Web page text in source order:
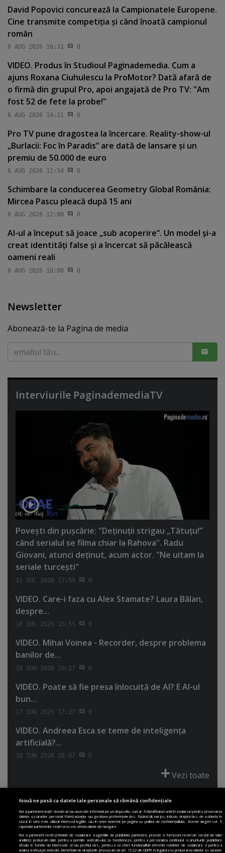
David Popovici concurează la Campionatele Europene.
Cine transmite competiţia şi când înoată campionul
român
6 AUG 2026 16:31 0
VIDEO. Produs în Studioul Paginademedia. Cum a
ajuns Roxana Ciuhulescu la ProMotor? Dată afară de
o firmă din grupul Pro, apoi angajată de Pro TV: "Am
fost 52 de fete la probe!"
6 AUG 2026 14:21 0
Pro TV pune dragostea la încercare. Reality-show-ul
„Burlacii: Foc în Paradis” are dată de lansare şi un
premiu de 50.000 de euro
6 AUG 2026 12:54 0
Schimbare la conducerea Geometry Global România:
Mircea Pascu pleacă după 15 ani
6 AUG 2026 12:00 0
AI-ul a început să joace „sub acoperire”. Un model şi-a
creat identităţi false şi a încercat să păcălească
oameni reali
6 AUG 2026 10:00 0
Newsletter
Abonează-te la Pagina de media
Interviurile PaginademediaTV
Poveşti din puşcărie: "Deţinuţii strigau „Tătuţu!”
când serialul se filma chiar la Rahova". Radu
Giovani, atunci deţinut, acum actor. "Ne uitam la
seriale turceşti"
21 IUL 2026 17:59 0
VIDEO. Care-i faza cu Alex Stamate? Laura Bălan,
despre...
18 IUL 2026 15:55 0
VIDEO. Mihai Voinea - Recorder, despre problema
banilor de...
18 IUN 2026 16:27 0
VIDEO. Poate să fie presa înlocuită de AI? E AI-ul
bun...
17 IUN 2026 17:27 0
VIDEO. Andreea Esca se teme de inteligenţa
artificială?...
10 IUN 2026 18:07 0
Vezi toate
PRIMA PAGINĂ
POLITICA DE COLECTARE ACORD COOKIE
POLITICA DE CONFIDENȚIALITATE
DESPRE SITE
ECHIPA
DESPRE MINE
JOBURI CONTACT ARHIVA
Nouă ne pasă ca datele tale personale să rămână confidențiale
Noi și partenerii noștri stocăm și/sau accesăm informații pe un dispozitiv, cum ar fi identificatori unici în cookie-uri pentru procesarea
datelor cu caracter personal. Puteți accepta sau gestiona preferințele dvs. făcând clic mai jos, inclusiv dreptul dvs. de a obiecta în
cazul în care este utilizat interesul legitim sau în orice moment pe pagina cu politica de confidențialitate. Aceste alegeri vor fi
raportate partenerilor noștri și nu vor afecta datele de navigare.
Noi si partenerii nostri (retelele de socializare si agentiile de publicitate partenere, precum si furnizorii nostri de servicii de date
analitice) prelucram date pentru a permite website-ului sa functioneze, pentru a personaliza continutul si anunturile publicitare
afisate in functie de interesele si/sau profilul dvs., pentru a va oferi functionalitati aferente retelelor de socializare si pentru a
analiza traficul pe website. Beneficiati de drepturile prevazute de art. 15-22 din GDPR in legatura cu prelucrarea datelor cu caracter